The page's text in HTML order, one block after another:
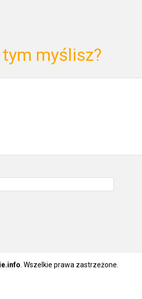
myślisz?
. Wszelkie prawa zastrzeżone.